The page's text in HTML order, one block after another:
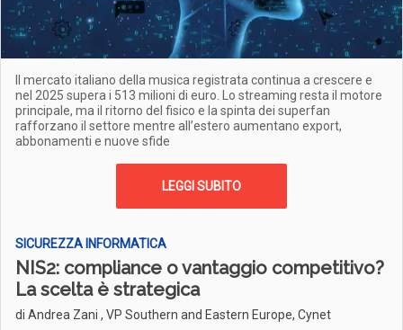
Il mercato italiano della musica registrata continua a crescere e
nel 2025 supera i 513 milioni di euro. Lo streaming resta il motore
principale, ma il ritorno del fisico e la spinta dei superfan
rafforzano il settore mentre all’estero aumentano export,
abbonamenti e nuove sfide
LEGGI SUBITO
SICUREZZA INFORMATICA
NIS2: compliance o vantaggio competitivo?
La scelta è strategica
di Andrea Zani , VP Southern and Eastern Europe, Cynet